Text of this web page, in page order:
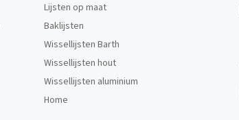
Lijsten op maat
Baklijsten
Wissellijsten Barth
Wissellijsten hout
Wissellijsten aluminium
Home